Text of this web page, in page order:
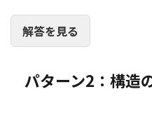
解答を見る
パターン2：構造